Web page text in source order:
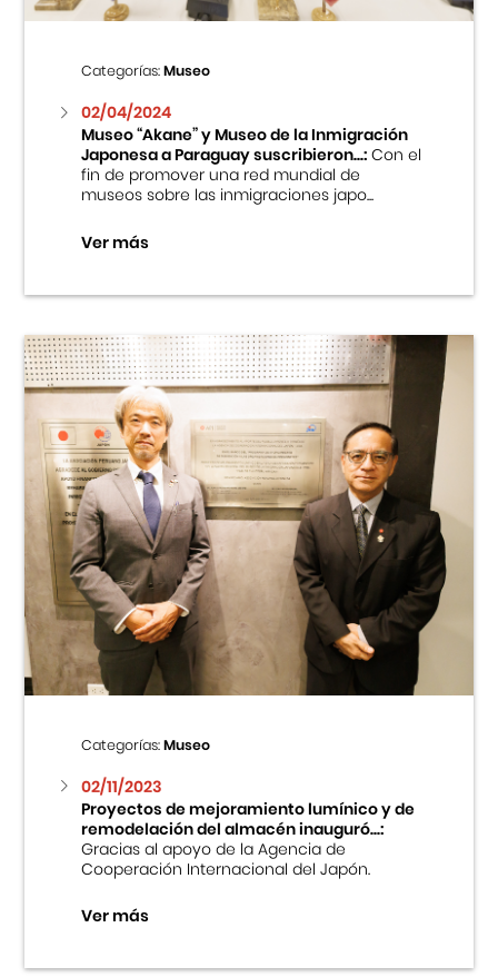
Categorías:Museo
02/04/2024
Museo “Akane” y Museo de la Inmigración
Japonesa a Paraguay suscribieron...:Con el
fin de promover una red mundial de
museos sobre las inmigraciones japo...
Ver más
Categorías:Museo
02/11/2023
Proyectos de mejoramiento lumínico y de
remodelación del almacén inauguró...:
Gracias al apoyo de la Agencia de
Cooperación Internacional del Japón.
Ver más